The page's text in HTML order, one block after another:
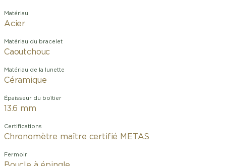
Matériau
Acier
Matériau du bracelet
Caoutchouc
Matériau de la lunette
Céramique
Épaisseur du boîtier
13.6 mm
Certifications
Chronomètre maître certifié METAS
Fermoir